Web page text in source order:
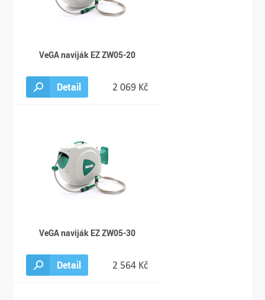
VeGA naviják EZ ZW05-20
Detail 2 069 Kč
VeGA naviják EZ ZW05-30
Detail 2 564 Kč